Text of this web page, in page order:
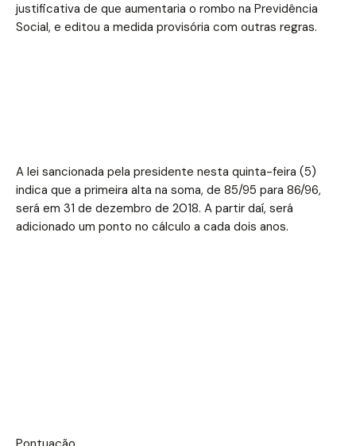
justificativa de que aumentaria o rombo na Previdência
Social, e editou a medida provisória com outras regras.
A lei sancionada pela presidente nesta quinta-feira (5)
indica que a primeira alta na soma, de 85/95 para 86/96,
será em 31 de dezembro de 2018. A partir daí, será
adicionado um ponto no cálculo a cada dois anos.